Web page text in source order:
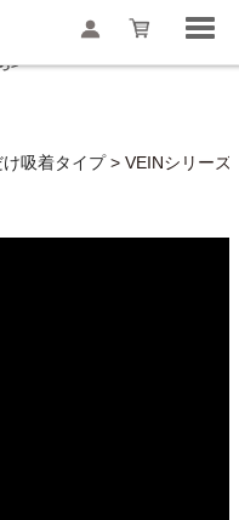
延のお知らせ
>
吸着タイプ VEINシリーズ